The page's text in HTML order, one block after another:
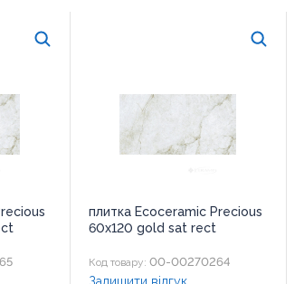
плитка Ecoceramic Precious
60x120 gold sat rect
Код товару: 00-00270264